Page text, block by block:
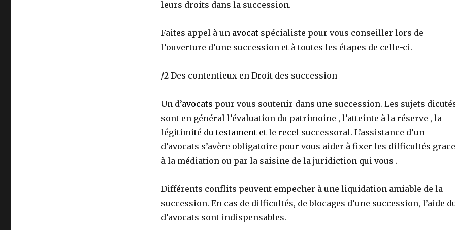
leurs droits dans la succession.
Faites appel à un avocatspécialiste pour vous conseiller lors de
l’ouverture d’une succession et à toutes les étapes de celle-ci.
/2 Des contentieux en Droit des succession
Un d’avocats pour vous soutenir dans une succession. Les sujets
sont en général l’évaluation du patrimoine , l’atteinte à la réserve , la
légitimité dutestamentet le recel successoral. L’assistance d’un
d’avocats s’avère obligatoire pour vous aider à fixer les difficultés grace
à la médiation ou par la saisine de la juridiction qui vous .
Différents conflits peuvent empecher à une liquidation amiable de la
succession. En cas de difficultés, de blocages d’une succession, l’aide
d’avocats sont indispensables.